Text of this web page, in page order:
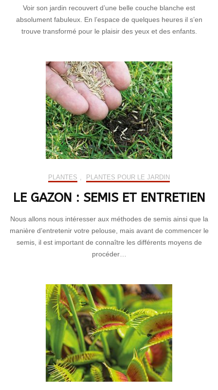
Voir son jardin recouvert d’une belle couche blanche est
absolument fabuleux. En l’espace de quelques heures il s’en
trouve transformé pour le plaisir des yeux et des enfants.
PLANTES , PLANTES POUR LE JARDIN
LE GAZON : SEMIS ET ENTRETIEN
Nous allons nous intéresser aux méthodes de semis ainsi que la
manière d’entretenir votre pelouse, mais avant de commencer le
semis, il est important de connaître les différents moyens de
procéder…